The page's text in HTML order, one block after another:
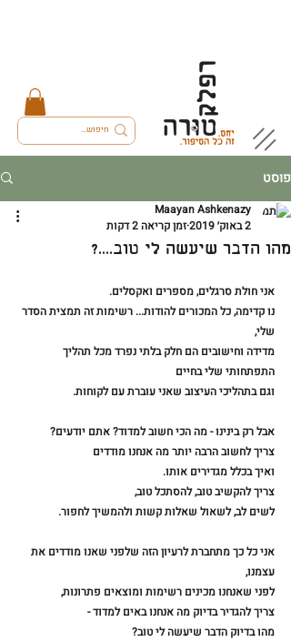
פוסט
מהו הדבר שיעשה לי טוב....?
Maayan Ashkenazy
2 באוק׳ 2019
זמן קריאה 2 דקות
אני חולת סרגלים, מספרים ואקסלים.
נו קדימה, כל המכורים להודות... רשימות זה תמצית הסדר
שלי,
מדידה וחישובים הם חלק בלתי נפרד מכל תהליך
התפתחותי שלי בחיים
וגם בתהליכי העיצוב שאני עוברת עם לקוחות.
אבל רק בינינו - מה הכי חשוב למדוד? אתם יודעים?
צריך לחשוב הרבה יותר מה אנחנו מודדים
ואיך בכלל מגדירים אותו.
צריך להקשיב טוב, להסתכל טוב,
לשים לב, לשאול שאלות קשות ולהמשיך לחפור.
אני כל כך מתחברת לרעיון הזה שלפני שאנו מודדים את
עצמנו,
לפני שאנחנו מכינים רשימות ומוצאים פתרונות,
צריך להגדיר בדיוק מה אנחנו באים למדוד -
מהו בדיוק הדבר שיעשה לי טוב?